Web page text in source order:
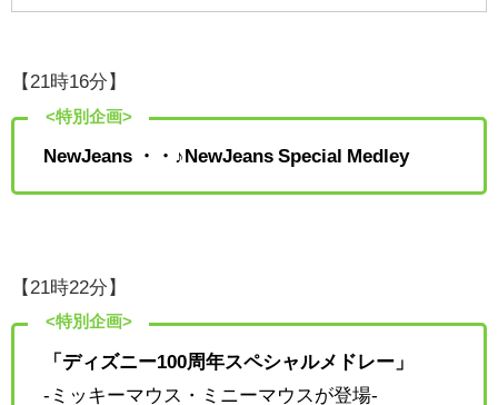
【21時16分】
<特別企画>
NewJeans ・・♪NewJeans Special Medley
【21時22分】
<特別企画>
「ディズニー100周年スペシャルメドレー」
-ミッキーマウス・ミニーマウスが登場-